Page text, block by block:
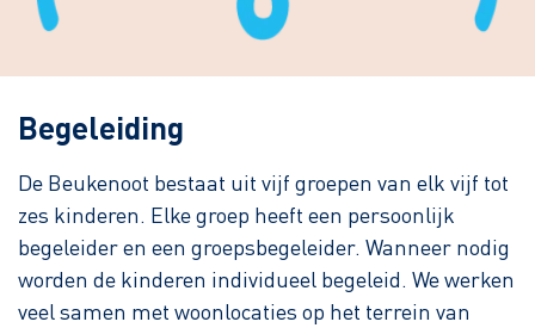
Begeleiding
De Beukenoot bestaat uit vijf groepen van elk vijf tot
zes kinderen. Elke groep heeft een persoonlijk
begeleider en een groepsbegeleider. Wanneer nodig
worden de kinderen individueel begeleid. We werken
veel samen met woonlocaties op het terrein van